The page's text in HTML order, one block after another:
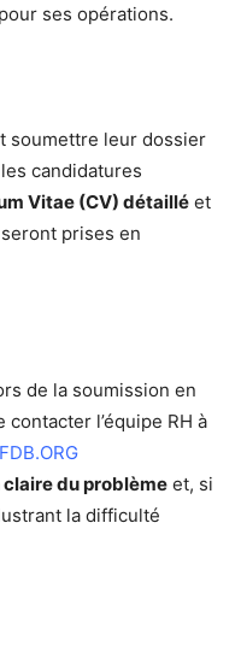
ses opérations.
soumettre leur dossier
candidatures
Vitae (CV) détaillé et
prises en
de la soumission en
l’équipe RH à
du problème et, si
la difficulté